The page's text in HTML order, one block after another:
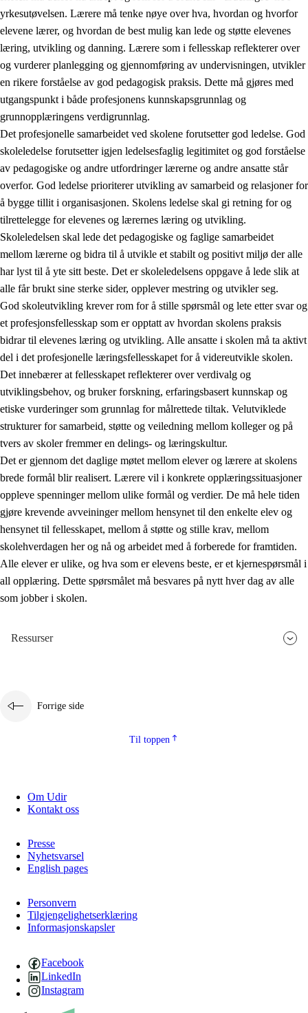
yrkesutøvelsen. Lærere må tenke nøye over hva, hvordan og hvorfor
elevene lærer, og hvordan de best mulig kan lede og støtte elevenes
læring, utvikling og danning. Lærere som i fellesskap reflekterer over
og vurderer planlegging og gjennomføring av undervisningen, utvikler
en rikere forståelse av god pedagogisk praksis. Dette må gjøres med
utgangspunkt i både profesjonens kunnskapsgrunnlag og
grunnopplæringens verdigrunnlag.
Det profesjonelle samarbeidet ved skolene forutsetter god ledelse. God
skoleledelse forutsetter igjen ledelsesfaglig legitimitet og god forståelse
av pedagogiske og andre utfordringer lærerne og andre ansatte står
overfor. God ledelse prioriterer utvikling av samarbeid og relasjoner for
å bygge tillit i organisasjonen. Skolens ledelse skal gi retning for og
tilrettelegge for elevenes og lærernes læring og utvikling.
Skoleledelsen skal lede det pedagogiske og faglige samarbeidet
mellom lærerne og bidra til å utvikle et stabilt og positivt miljø der alle
har lyst til å yte sitt beste. Det er skoleledelsens oppgave å lede slik at
alle får brukt sine sterke sider, opplever mestring og utvikler seg.
God skoleutvikling krever rom for å stille spørsmål og lete etter svar og
et profesjonsfellesskap som er opptatt av hvordan skolens praksis
bidrar til elevenes læring og utvikling. Alle ansatte i skolen må ta aktivt
del i det profesjonelle læringsfellesskapet for å videreutvikle skolen.
Det innebærer at fellesskapet reflekterer over verdivalg og
utviklingsbehov, og bruker forskning, erfaringsbasert kunnskap og
etiske vurderinger som grunnlag for målrettede tiltak. Velutviklede
strukturer for samarbeid, støtte og veiledning mellom kolleger og på
tvers av skoler fremmer en delings- og læringskultur.
Det er gjennom det daglige møtet mellom elever og lærere at skolens
brede formål blir realisert. Lærere vil i konkrete opplæringssituasjoner
oppleve spenninger mellom ulike formål og verdier. De må hele tiden
gjøre krevende avveininger mellom hensynet til den enkelte elev og
hensynet til fellesskapet, mellom å støtte og stille krav, mellom
skolehverdagen her og nå og arbeidet med å forberede for framtiden.
Alle elever er ulike, og hva som er elevens beste, er et kjernespørsmål i
all opplæring. Dette spørsmålet må besvares på nytt hver dag av alle
som jobber i skolen.
Ressurser
Forrige side
Til toppen
Om Udir
Kontakt oss
Presse
Nyhetsvarsel
English pages
Personvern
Tilgjengelighetserklæring
Informasjonskapsler
Facebook
LinkedIn
Instagram